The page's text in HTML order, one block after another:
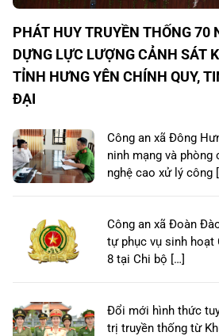
PHÁT HUY TRUYỀN THỐNG 70
DỰNG LỰC LƯỢNG CẢNH SÁT
TỈNH HƯNG YÊN CHÍNH QUY,
ĐẠI
Công an xã Đông
ninh mạng và
nghệ cao xử lý công
Công an xã Đoàn
tự phục vụ sinh hoạt
8 tại Chi bộ […]
Đổi mới hình thức
trị truyền thống từ